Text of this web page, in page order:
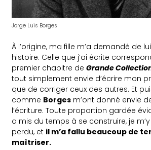
Jorge Luis Borges
À l’origine, ma fille m’a demandé de
histoire. Celle que j’ai écrite
premier chapitre deGrande
tout simplement envie d’écrire mon
que de corriger ceux des autres. Et
comme Borges m’ont donné envie
l’écriture. Toute proportion gardée
a mis du temps à se construire, je
perdu, et il m’a fallu beaucoup de
maîtriser.